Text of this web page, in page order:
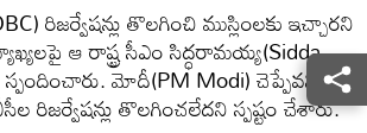
రిజర్వేషన్లు తొలగించి ముస్లింలకు ఇచ్చారని
ఆ రాష్ట్ర సీఎం సిద్ధరామయ్య(Sidda
స్పందించారు. మోదీ(PM Modi) చెప్పేవన్నీ
రిజర్వేషన్లు తొలగించలేదని స్పష్టం చేశారు.